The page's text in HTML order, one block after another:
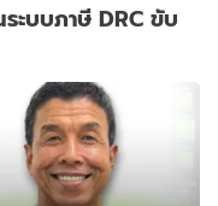
ะบบภาษี DRC ขับ